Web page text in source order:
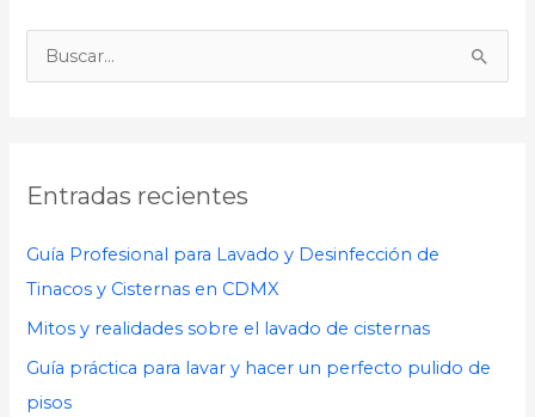
a
r
:
Entradas recientes
Guía Profesional para Lavado y Desinfección de
Tinacos y Cisternas en CDMX
Mitos y realidades sobre el lavado de cisternas
Guía práctica para lavar y hacer un perfecto pulido de
pisos